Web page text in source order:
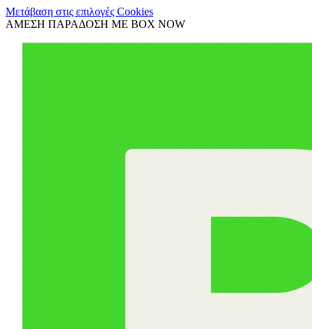
Μετάβαση στις επιλογές Cookies
ΑΜΕΣΗ ΠΑΡΑΔΟΣΗ ΜΕ BOX NOW